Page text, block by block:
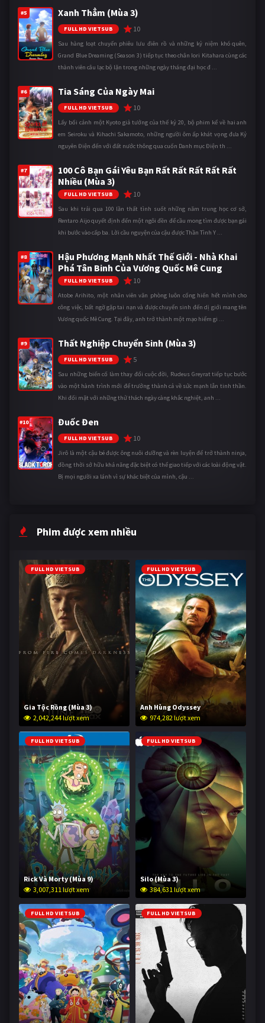
#5 Xanh Thẳm (Mùa 3)
FULL HD VIETSUB 10
Sau hàng loạt chuyến phiêu lưu điên rồ và những kỷ niệm khó quên,
Grand Blue Dreaming (Season 3) tiếp tục theo chân Iori Kitahara cùng các
thành viên câu lạc bộ lặn trong những ngày tháng đại học đ ...
#6 Tia Sáng Của Ngày Mai
FULL HD VIETSUB 10
Lấy bối cảnh một Kyoto giả tưởng của thế kỷ 20, bộ phim kể về hai anh
em Seiroku và Kihachi Sakamoto, những người ôm ấp khát vọng đưa Kỷ
nguyên Điện đến với đất nước thông qua cuốn Danh mục Điện th ...
#7
100 Cô Bạn Gái Yêu Bạn Rất Rất Rất Rất Rất
Nhiều (Mùa 3)
FULL HD VIETSUB 10
Sau khi trải qua 100 lần thất tình suốt những năm trung học cơ sở,
Rentaro Aijo quyết định đến một ngôi đền để cầu mong tìm được bạn gái
khi bước vào cấp ba. Lời cầu nguyện của cậu được Thần Tình Y ...
#8
Hậu Phương Mạnh Nhất Thế Giới - Nhà Khai
Phá Tân Binh Của Vương Quốc Mê Cung
FULL HD VIETSUB 10
Atobe Arihito, một nhân viên văn phòng luôn cống hiến hết mình cho
công việc, bất ngờ gặp tai nạn và được chuyển sinh đến dị giới mang tên
Vương quốc Mê Cung. Tại đây, anh trở thành một mạo hiểm gi ...
#9 Thất Nghiệp Chuyển Sinh (Mùa 3)
FULL HD VIETSUB 5
Sau những biến cố làm thay đổi cuộc đời, Rudeus Greyrat tiếp tục bước
vào một hành trình mới để trưởng thành cả về sức mạnh lẫn tinh thần.
Khi đối mặt với những thử thách ngày càng khắc nghiệt, anh ...
#10 Đuốc Đen
FULL HD VIETSUB 10
Jirô là một cậu bé được ông nuôi dưỡng và rèn luyện để trở thành ninja,
đồng thời sở hữu khả năng đặc biệt có thể giao tiếp với các loài động vật.
Bị mọi người xa lánh vì sự khác biệt của mình, cậu ...
Phim được xem nhiều
FULL HD VIETSUB
Gia Tộc Rồng (Mùa 3)
2,042,244 lượt xem
FULL HD VIETSUB
Anh Hùng Odyssey
974,282 lượt xem
FULL HD VIETSUB
Rick Và Morty (Mùa 9)
3,007,311 lượt xem
FULL HD VIETSUB
Silo (Mùa 3)
384,631 lượt xem
FULL HD VIETSUB FULL HD VIETSUB